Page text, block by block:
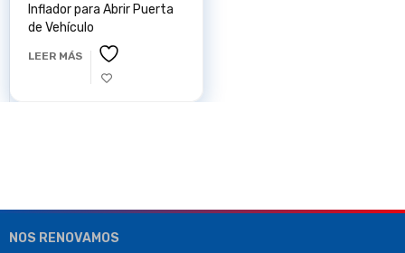
Inflador para Abrir Puerta
de Vehículo
LEER MÁS
NOS RENOVAMOS